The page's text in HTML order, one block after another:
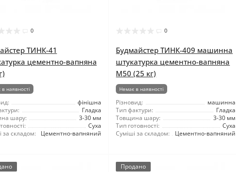
0
ТИНК-41
цементно-вапняна
наявності
фінішна
Гладка
шару:
3-30 мм
Суха
за складом:
Цементно-вапняний
0
Будмайстер ТИНК-409 машинна
штукатурка цементно-вапняна
М50 (25 кг)
Немає в наявності
Різновид:
машинна
Тип фактури:
Гладка
Товщина шару:
3-30 мм
Тип готовності:
Суха
Суміші за складом:
Цементно-вапняний
Продано